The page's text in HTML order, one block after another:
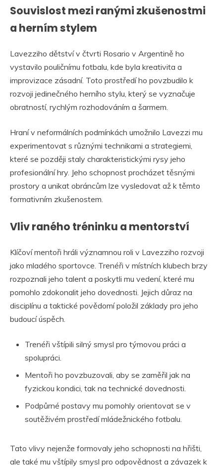
Souvislost mezi ranými zkušenostmi
a herním stylem
Lavezziho dětství v čtvrti Rosario v Argentině ho
vystavilo pouličnímu fotbalu, kde byla kreativita a
improvizace zásadní. Toto prostředí ho povzbudilo k
rozvoji jedinečného herního stylu, který se vyznačuje
obratností, rychlým rozhodováním a šarmem.
Hraní v neformálních podmínkách umožnilo Lavezzi mu
experimentovat s různými technikami a strategiemi,
které se později staly charakteristickými rysy jeho
profesionální hry. Jeho schopnost procházet těsnými
prostory a unikat obráncům lze vysledovat až k těmto
formativním zkušenostem.
Vliv raného tréninku a mentorství
Klíčoví mentoři hráli významnou roli v Lavezziho rozvoji
jako mladého sportovce. Trenéři v místních klubech brzy
rozpoznali jeho talent a poskytli mu vedení, které mu
pomohlo zdokonalit jeho dovednosti. Jejich důraz na
disciplínu a taktické povědomí položil základy pro jeho
budoucí úspěch.
Trenéři vštípili silný smysl pro týmovou práci a
spolupráci.
Mentoři ho povzbuzovali, aby se zaměřil jak na
fyzickou kondici, tak na technické dovednosti.
Podpůrné postavy mu pomohly orientovat se v
soutěživém prostředí mládežnického fotbalu.
Tato vlivy nejenže formovaly jeho schopnosti na hřišti,
ale také mu vštípily smysl pro odpovědnost a závazek k